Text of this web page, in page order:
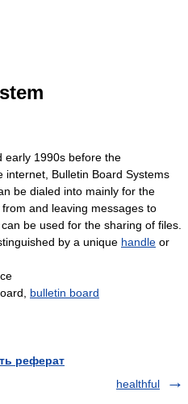
early 1990s before the
internet, Bulletin Board Systems
be dialed into mainly for the
and leaving messages to
be used for the sharing of files.
by a unique handle or
bulletin board
реферат
healthful